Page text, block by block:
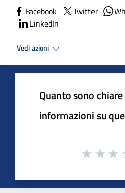
Facebook Twitter
LinkedIn
Vedi azioni
Quanto sono
informazioni su